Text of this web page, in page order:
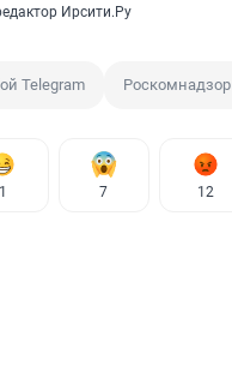
Ирсити.Ру
Telegram Роскомнадзор
1 7 12